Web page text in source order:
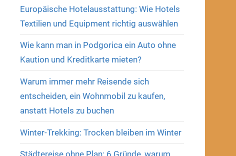
Europäische Hotelausstattung: Wie Hotels
Textilien und Equipment richtig auswählen
Wie kann man in Podgorica ein Auto ohne
Kaution und Kreditkarte mieten?
Warum immer mehr Reisende sich
entscheiden, ein Wohnmobil zu kaufen,
anstatt Hotels zu buchen
Winter-Trekking: Trocken bleiben im Winter